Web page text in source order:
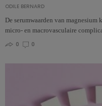
ODILE BERNARD
De serumwaarden van
micro- en macrovasculaire
0
0